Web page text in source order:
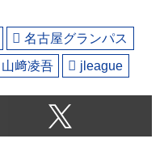
名古屋グランパス
山﨑凌吾 jleague